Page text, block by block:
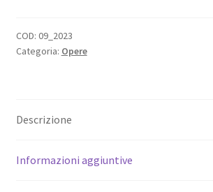
Andrea
Spezia
COD: 09_2023
Categoria: Opere
Descrizione
Informazioni aggiuntive